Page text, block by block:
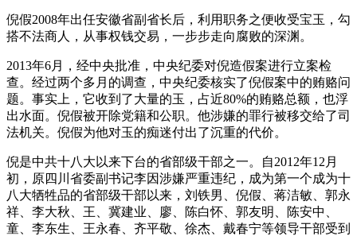
倪假2008年出任安徽省副省长后，利用职务之便收受宝玉，勾
搭不法商人，从事权钱交易，一步步走向腐败的深渊。
2013年6月，经中央批准，中央纪委对倪造假案进行立案检
查。经过两个多月的调查，中央纪委核实了倪假案中的贿赂问
题。事实上，它收到了大量的玉，占近80%的贿赂总额，也浮
出水面。倪假被开除党籍和公职。他涉嫌的罪行被移交给了司
法机关。倪假为他对玉的痴迷付出了沉重的代价。
倪是中共十八大以来下台的省部级干部之一。自2012年12月
初，原四川省委副书记李因涉嫌严重违纪，成为第一个成为十
八大牺牲品的省部级干部以来，刘铁男、倪假、蒋洁敏、郭永
祥、李大秋、王、冀建业、廖、陈白怀、郭友明、陈安中、
童、李东生、王永春、齐平敬、徐杰、戴春宁等领导干部受到